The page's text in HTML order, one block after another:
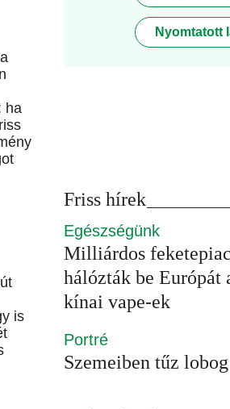
ha
is
Nyomtatott
Friss hírek
Egészségünk
Milliárdos
hálózták be Európát
kínai vape-ek
Portré
Szemeiben tűz lobog